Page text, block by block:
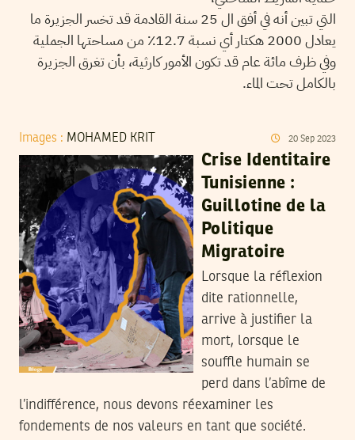
التي تبين أنه في أفق ال 25 سنة القادمة قد تخسر الجزيرة ما
يعادل 2000 هكتار أي نسبة 12.7٪ من مساحتها الجملية
وفي ظرف مائة عام قد تكون الأمور كارثية، بأن تغرق الجزيرة
بالكامل تحت الماء.
Images : MOHAMED KRIT 20 Sep 2023
Crise Identitaire
Tunisienne :
Guillotine de la
Politique
Migratoire
Lorsque la réflexion
dite rationnelle,
arrive à justifier la
mort, lorsque le
souffle humain se
perd dans l’abîme de
l’indifférence, nous devons réexaminer les
fondements de nos valeurs en tant que société.